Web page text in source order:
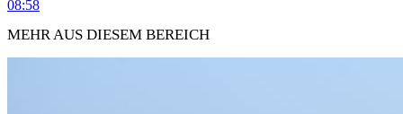
08:58
MEHR AUS DIESEM BEREICH